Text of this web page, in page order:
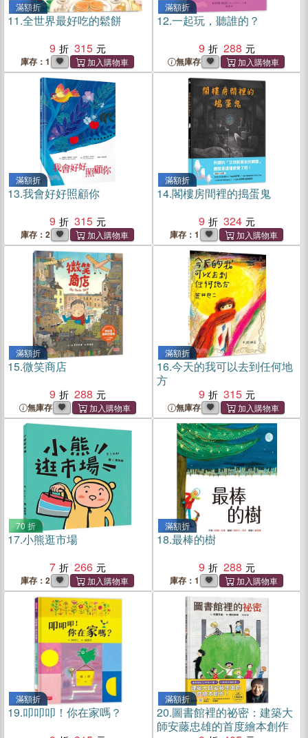
滿額折
11.全世界最好吃的鬆餅
9
315
庫存：1
滿額折
12.一起玩，聽誰的？
9
288
無庫存
滿額折
13.我會好好照顧你
9
315
庫存：2
滿額折
14.閣樓房間裡的搗蛋鬼
9
324
庫存：1
滿額折
15.微笑商店
9
288
無庫存
滿額折
16.今天的我可以去到任何地
方
9
315
無庫存
70 折
17.小熊逛市場
7
266
庫存：2
滿額折
18.最棒的樹
9
288
庫存：1
滿額折
19.叩叩叩！你在家嗎？
滿額折
20.圖書館裡的祕密：建築大
師安藤忠雄的首度繪本創作